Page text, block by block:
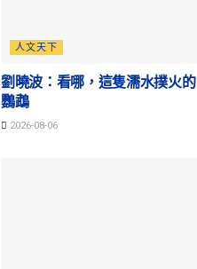
人文天下
劉曉波：看哪，這隻濡水撲火的
鸚鵡
2026-08-06